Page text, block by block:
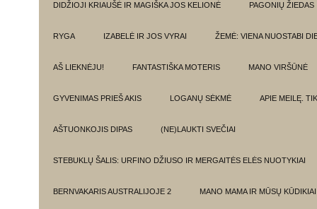
DIDŽIOJI KRIAUŠĖ IR MAGIŠKA JOS KELIONĖ PAGONIŲ ŽIEDAS
RYGA IZABELĖ IR JOS VYRAI ŽEMĖ: VIENA NUOSTABI
AŠ LIEKNĖJU! FANTASTIŠKA MOTERIS MANO VIRŠŪNĖ
GYVENIMAS PRIEŠ AKIS LOGANŲ SĖKMĖ APIE MEILĘ.
AŠTUONKOJIS DIPAS (NE)LAUKTI SVEČIAI
STEBUKLŲ ŠALIS: URFINO DŽIUSO IR MERGAITĖS ELĖS NUOTYKIAI
BERNVAKARIS AUSTRALIJOJE 2 MANO MAMA IR MŪSŲ KŪDIKIAI